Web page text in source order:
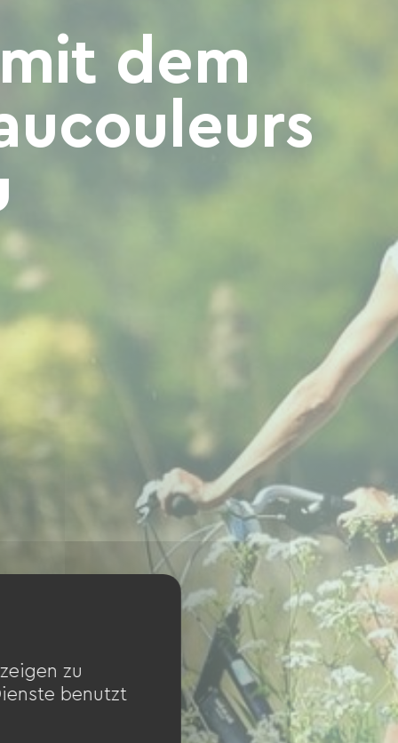
dem
zu
benutzt